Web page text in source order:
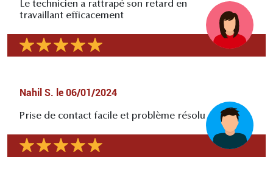
Le technicien a rattrapé son retard en
travaillant efficacement
Nahil S. le 06/01/2024
Prise de contact facile et problème résolu